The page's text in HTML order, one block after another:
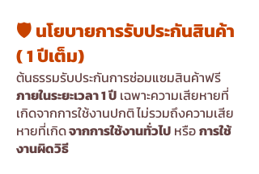
🛡️ นโยบายการรับประกันสินค้า
( 1 ปีเต็ม)
ต้นธรรมรับประกันการซ่อมแซมสินค้าฟรี
ภายในระยะเวลา 1 ปี เฉพาะความเสียหายที่
เกิดจากการใช้งานปกติไม่รวมถึงความเสีย
หายที่เกิดจากการใช้งานทั่วไป หรือการใช้
งานผิดวิธี